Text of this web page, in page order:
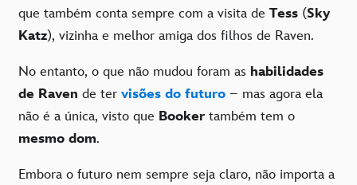
que também conta sempre com a visita de Tess (Sky
Katz), vizinha e melhor amiga dos filhos de Raven.
No entanto, o que não mudou foram as habilidades
de Raven de ter visões do futuro – mas agora ela
não é a única, visto que Booker também tem o
mesmo dom.
Embora o futuro nem sempre seja claro, não importa a